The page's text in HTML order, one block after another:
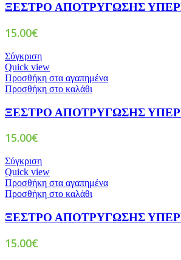
ΞΕΣΤΡΟ ΑΠΟΤΡΥΓΩΣΗΣ
15.00€
Σύγκριση
Quick view
Προσθήκη στα αγαπημένα
Προσθήκη στο καλάθι
ΞΕΣΤΡΟ ΑΠΟΤΡΥΓΩΣΗΣ
15.00€
Σύγκριση
Quick view
Προσθήκη στα αγαπημένα
Προσθήκη στο καλάθι
ΞΕΣΤΡΟ ΑΠΟΤΡΥΓΩΣΗΣ
15.00€